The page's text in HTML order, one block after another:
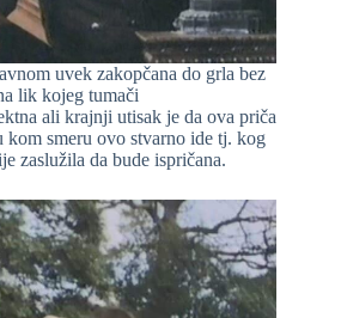
uvek zakopčana do grla bez
lik kojeg tumači
ali krajnji utisak je da ova priča
kom smeru ovo stvarno ide tj. kog
zaslužila da bude ispričana.